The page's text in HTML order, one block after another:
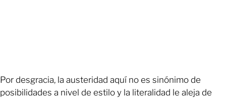
Por desgracia, la austeridad aquí no es sinónimo de
posibilidades a nivel de estilo y la literalidad le aleja de